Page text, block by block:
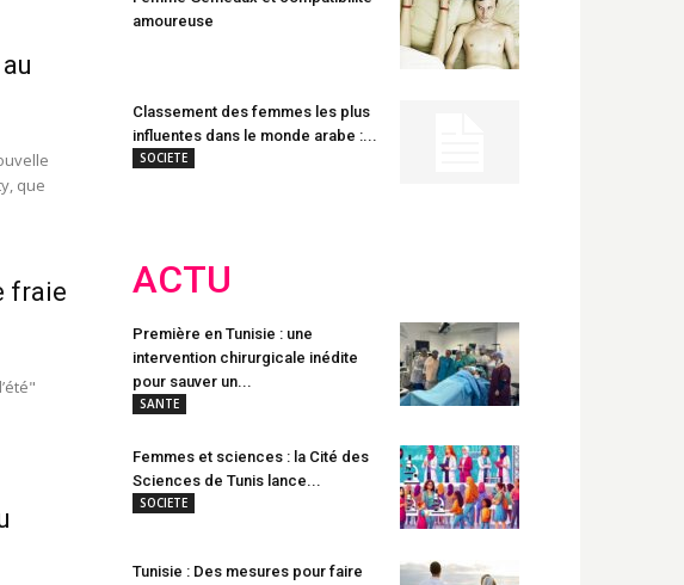
que
fraie
amoureuse
Classement des femmes les plus
influentes dans le monde arabe :...
SOCIETE
ACTU
Première en Tunisie : une
intervention chirurgicale inédite
pour sauver un...
SANTE
Femmes et sciences : la Cité des
Sciences de Tunis lance...
SOCIETE
Tunisie : Des mesures pour faire